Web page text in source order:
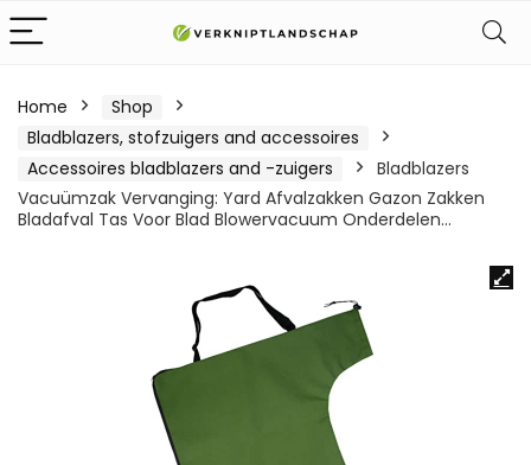
Home
Shop
Bladblazers, stofzuigers and accessoires
Accessoires bladblazers and -zuigers
Bladblazers
Vacuümzak Vervanging: Yard Afvalzakken Gazon Zakken
Bladafval Tas Voor Blad Blowervacuum Onderdelen…